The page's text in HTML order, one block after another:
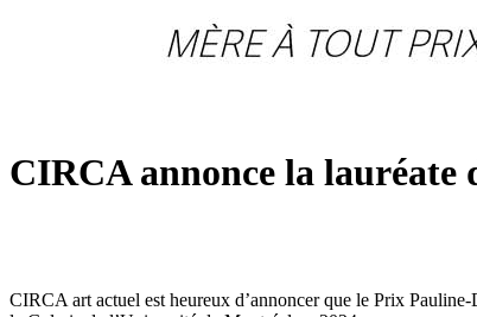
CIRCA annonce la lauréate
CIRCA art actuel est heureux d’annoncer que le Prix Pauline-